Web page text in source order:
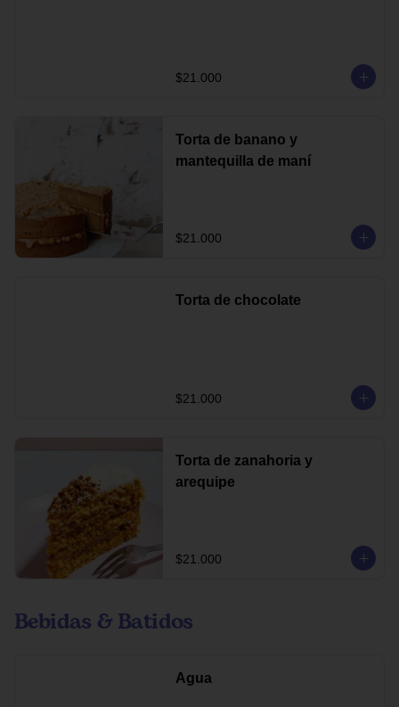
$21.000
Torta de banano y
mantequilla de maní
$21.000
Torta de chocolate
$21.000
Torta de zanahoria y
arequipe
$21.000
Bebidas & Batidos
Agua